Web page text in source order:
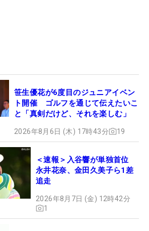
笹生優花が6度目のジュニアイベン
ト開催 ゴルフを通じて伝えたいこ
と「真剣だけど、それを楽しむ」
2026年8月6日 (木) 17時43分 19
＜速報＞入谷響が単独首位
永井花奈、金田久美子ら1差
追走
2026年8月7日 (金) 12時42分
1